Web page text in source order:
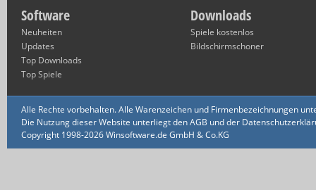
Software
Neuheiten
Updates
Top Downloads
Top Spiele
Downloads
Spiele kostenlos
Bildschirmschoner
Alle Rechte vorbehalten. Alle Warenzeichen und Firmenbezeichnungen
Die Nutzung dieser Website unterliegt den AGB und der
Copyright 1998-2026 Winsoftware.de GmbH & Co.KG